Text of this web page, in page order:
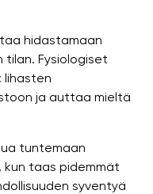
hidastamaan
tilan. Fysiologiset
lihasten
ja auttaa mieltä
tuntemaan
taas pidemmät
syventyä